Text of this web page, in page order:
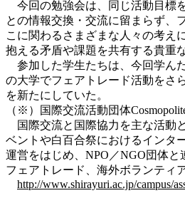
今回の勉強会は、同じ活動目標
との情報交換・交流に留まらず、
こに関わるさまざまな人々の考え
抱える矛盾や課題を共有する貴重
参加した学生たちは、今回学ん
の大学でフェアトレード活動をさ
を新たにしていた。
（※）国際交流活動団体
国際交流と国際協力を主な活動
ベントや白百合祭におけるインタ
運営をはじめ、NPO／NGO団体
フェアトレード、海外ボランティ
http://www.shirayuri.ac.jp/campus/